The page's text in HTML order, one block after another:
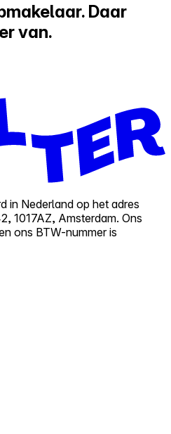
Daar
van.
in Nederland op het adres
1017AZ, Amsterdam. Ons
ons BTW-nummer is